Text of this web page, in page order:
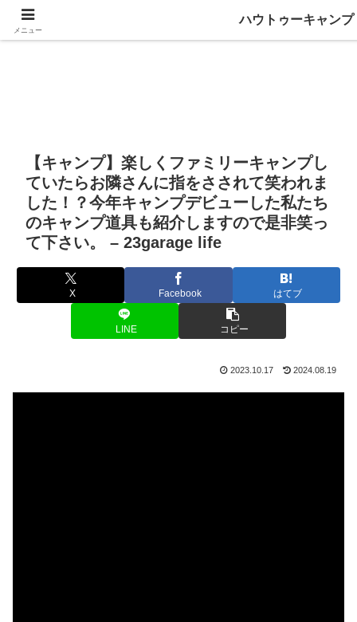
【キャンプ】楽しくファミリーキャンプし
ていたらお隣さんに指をさされて笑われま
した！？今年キャンプデビューした私たち
のキャンプ道具も紹介しますので是非笑っ
て下さい。 – 23garage life
X Facebook はてブ
LINE コピー
2023.10.17 2024.08.19
メニュー
ハウトゥーキャンプ